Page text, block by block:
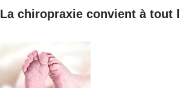
La chiropraxie convient à tout